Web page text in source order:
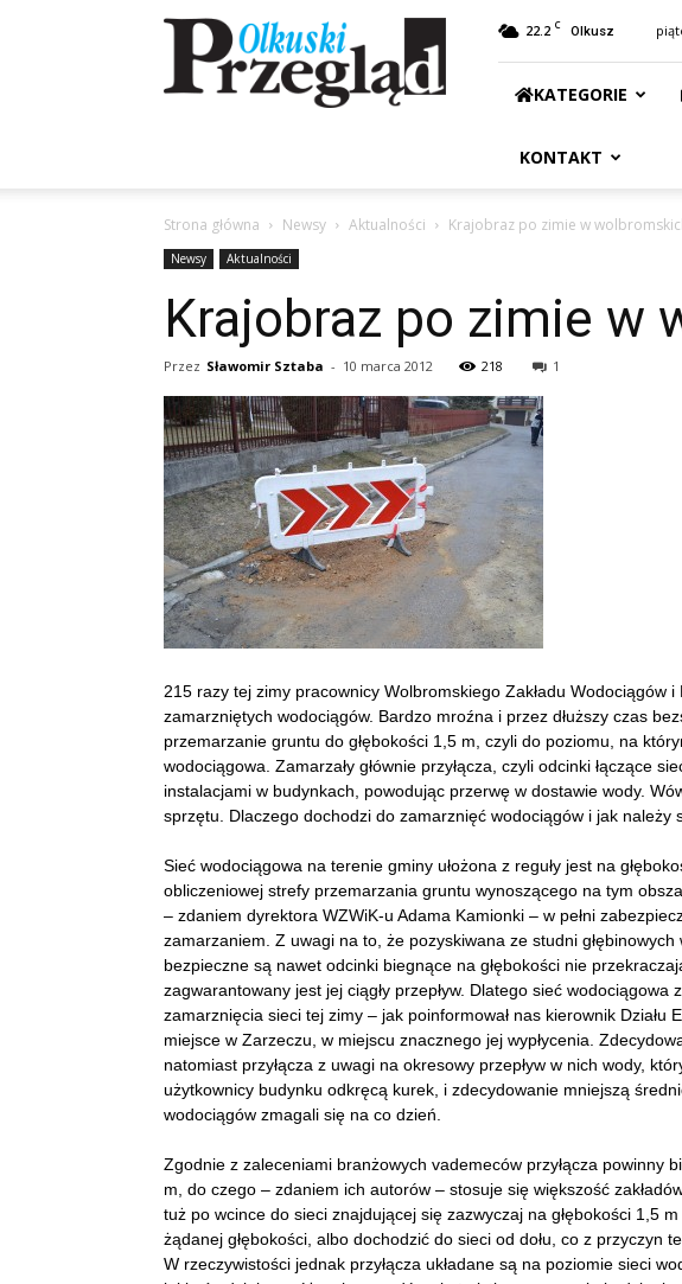
Przegląd
Olkuski
22.2 C Olkusz
KATEGORIE
KONTAKT
Strona główna Newsy Aktualności Krajobraz po zimie w
Newsy Aktualności
Krajobraz po zimie w
Przez Sławomir Sztaba - 10 marca 2012 218 1
215 razy tej zimy pracownicy Wolbromskiego Zakładu Wodociągów
zamarzniętych wodociągów. Bardzo mroźna i przez dłuższy czas
przemarzanie gruntu do głębokości 1,5 m, czyli do poziomu, na
wodociągowa. Zamarzały głównie przyłącza, czyli odcinki łączące
instalacjami w budynkach, powodując przerwę w dostawie wody.
sprzętu. Dlaczego dochodzi do zamarznięć wodociągów i jak należy
Sieć wodociągowa na terenie gminy ułożona z reguły jest na
obliczeniowej strefy przemarzania gruntu wynoszącego na tym
– zdaniem dyrektora WZWiK-u Adama Kamionki – w pełni
zamarzaniem. Z uwagi na to, że pozyskiwana ze studni
bezpieczne są nawet odcinki biegnące na głębokości nie
zagwarantowany jest jej ciągły przepływ. Dlatego sieć wodociągowa
zamarznięcia sieci tej zimy – jak poinformował nas kierownik Działu
miejsce w Zarzeczu, w miejscu znacznego jej wypłycenia.
natomiast przyłącza z uwagi na okresowy przepływ w nich wody,
użytkownicy budynku odkręcą kurek, i zdecydowanie mniejszą
wodociągów zmagali się na co dzień.
Zgodnie z zaleceniami branżowych vademeców przyłącza powinny
m, do czego – zdaniem ich autorów – stosuje się większość
tuż po wcince do sieci znajdującej się zazwyczaj na głębokości 1,5
żądanej głębokości, albo dochodzić do sieci od dołu, co z przyczyn
W rzeczywistości jednak przyłącza układane są na poziomie sieci